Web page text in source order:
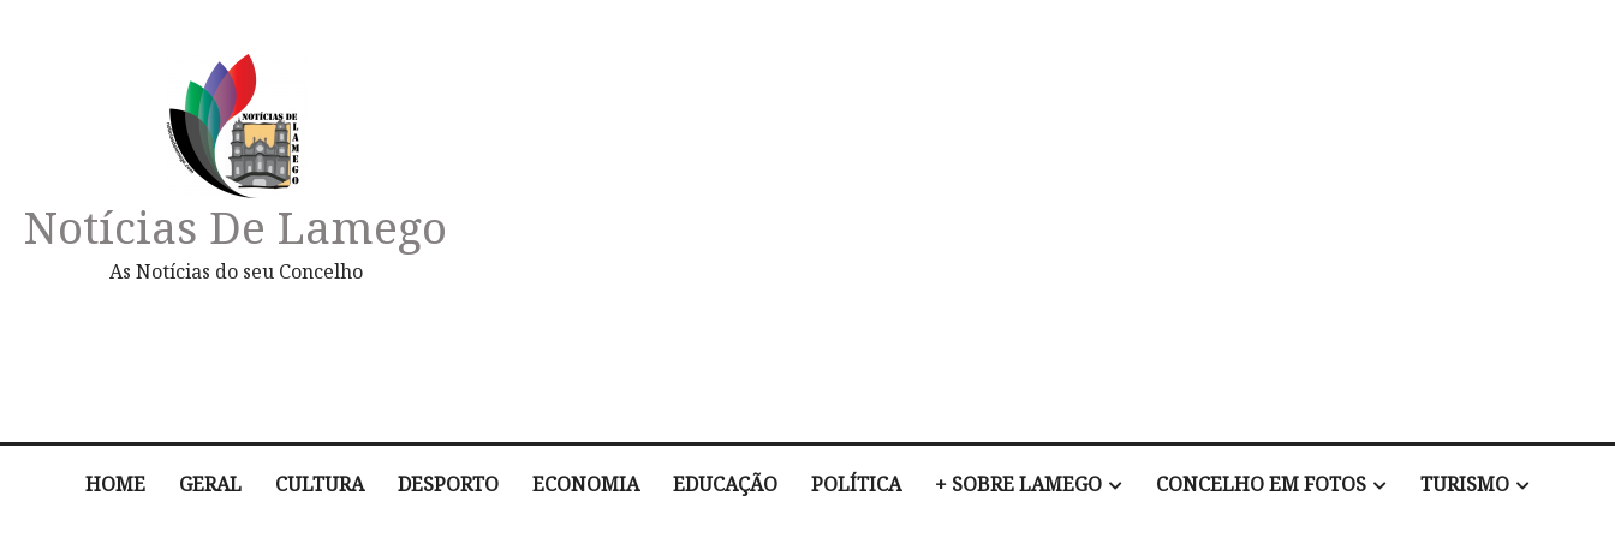
Notícias De Lamego
As Notícias do seu Concelho
HOME GERAL CULTURA DESPORTO ECONOMIA EDUCAÇÃO POLÍTICA + SOBRE LAMEGO CONCELHO EM FOTOS TURISMO